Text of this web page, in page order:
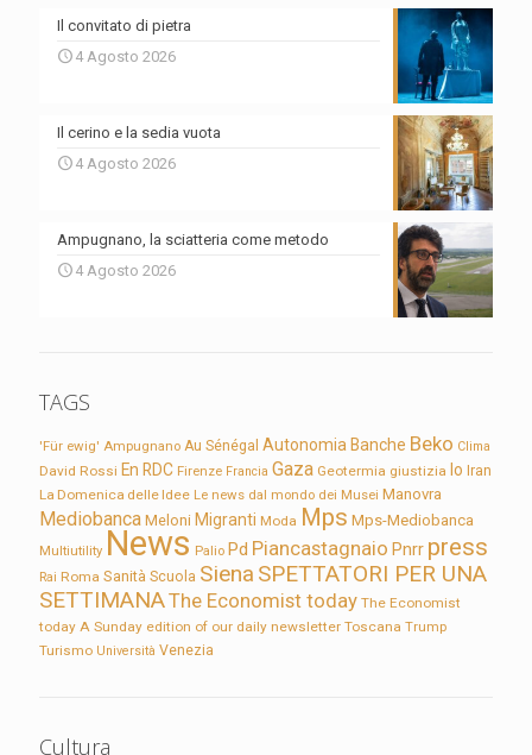
Il convitato di pietra
4 Agosto 2026
Il cerino e la sedia vuota
4 Agosto 2026
Ampugnano, la sciatteria come metodo
4 Agosto 2026
TAGS
'Für ewig' Ampugnano Au Sénégal Autonomia Banche Beko Clima
David Rossi En RDC Firenze Francia Gaza Geotermia giustizia Io Iran
La Domenica delle Idee Le news dal mondo dei Musei Manovra
Mediobanca Meloni Migranti Moda Mps Mps-Mediobanca
Multiutility News Palio Pd Piancastagnaio Pnrr press
Rai Roma Sanità Scuola Siena SPETTATORI PER UNA
SETTIMANAThe Economist today The Economist
today A Sunday edition of our daily newsletter Toscana Trump
Turismo Università Venezia
Cultura